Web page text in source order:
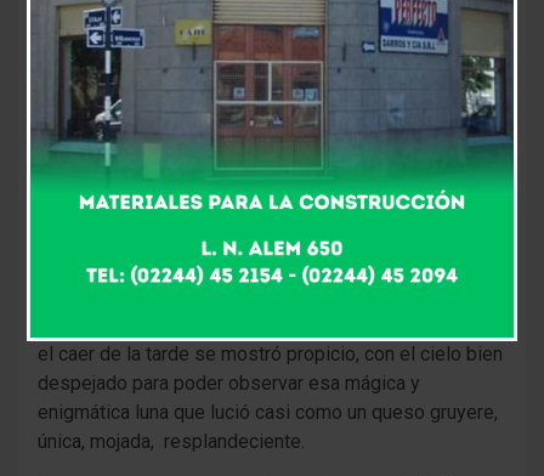
Buena respuesta del público anoche para ver con
el telescopio la fase cuarto creciente. El Centro
Comunitario Enrique Fayad lució como anfitrión en
una jornada donde la mayoría de los que allí
concurrieron vieron por primera vez con un lente
La nubosidad de la tarde preocupó un poco a los
el caer de la tarde se mostró propicio, con el cielo bien
despejado para poder observar esa mágica y
enigmática luna que lució casi como un queso gruyere,
única, mojada, resplandeciente.